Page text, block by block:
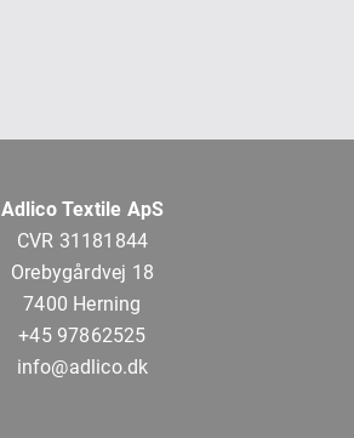
Adlico Textile ApS
CVR 31181844
Orebygårdvej 18
7400 Herning
+45 97862525
info@adlico.dk